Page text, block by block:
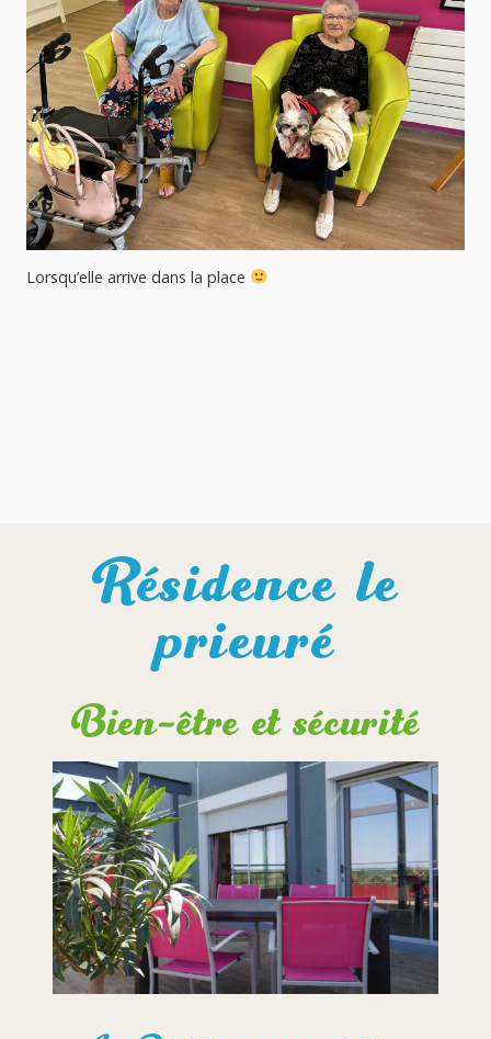
Lorsqu’elle arrive dans la place
Résidence le
prieuré
Bien-être et sécurité